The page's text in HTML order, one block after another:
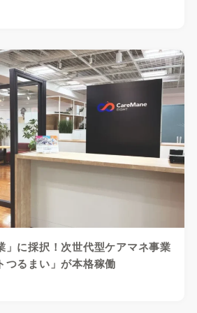
」に採択！次世代型ケアマネ事業
つるまい」が本格稼働